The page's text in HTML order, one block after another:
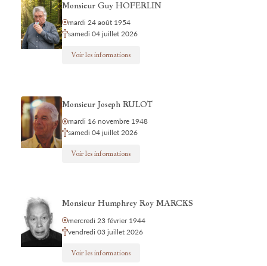
Monsieur Guy HOFERLIN
mardi 24 août 1954
samedi 04 juillet 2026
Voir les informations
Monsieur Joseph RULOT
mardi 16 novembre 1948
samedi 04 juillet 2026
Voir les informations
Monsieur Humphrey Roy MARCKS
mercredi 23 février 1944
vendredi 03 juillet 2026
Voir les informations